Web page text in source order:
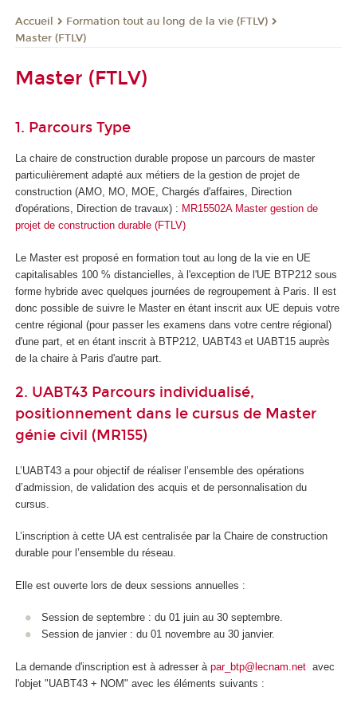
Accueil
Formation tout au long de la vie (FTLV)
Master (FTLV)
Master (FTLV)
1. Parcours Type
La chaire de construction durable propose un parcours de master
particulièrement adapté aux métiers de la gestion de projet de
construction (AMO, MO, MOE, Chargés d'affaires, Direction
d'opérations, Direction de travaux) : MR15502A Master gestion de
projet de construction durable (FTLV)
Le Master est proposé en formation tout au long de la vie en UE
capitalisables 100 % distancielles, à l'exception de l'UE BTP212 sous
forme hybride avec quelques journées de regroupement à Paris. Il est
donc possible de suivre le Master en étant inscrit aux UE depuis votre
centre régional (pour passer les examens dans votre centre régional)
d'une part, et en étant inscrit à BTP212, UABT43 et UABT15 auprès
de la chaire à Paris d'autre part.
2. UABT43 Parcours individualisé,
positionnement dans le cursus de Master
génie civil (MR155)
L’UABT43 a pour objectif de réaliser l’ensemble des opérations
d’admission, de validation des acquis et de personnalisation du
cursus.
L’inscription à cette UAest centralisée par la Chaire de construction
durable pour l’ensemble du réseau.
Elle est ouverte lors de deux sessions annuelles :
Session de septembre : du 01 juin au 30 septembre.
Session de janvier : du 01 novembre au 30 janvier.
La demande d'inscription est à adresser à par_btp@lecnam.net avec
l'objet "UABT43 + NOM" avec les éléments suivants :